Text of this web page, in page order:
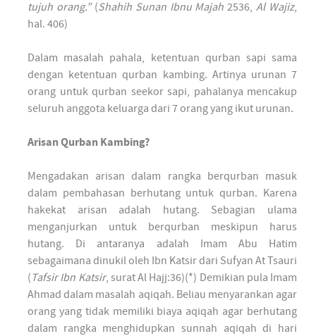
tujuh orang.”(Shahih Sunan Ibnu Majah 2536,Al Wajiz,
hal. 406)
Dalam masalah pahala, ketentuan qurban sapi sama
dengan ketentuan qurban kambing. Artinya urunan 7
orang untuk qurban seekor sapi, pahalanya mencakup
seluruh anggota keluarga dari 7 orang yang ikut urunan.
Arisan Qurban Kambing?
Mengadakan arisan dalam rangka berqurban masuk
dalam pembahasan berhutang untuk qurban. Karena
hakekat arisan adalah hutang. Sebagian ulama
menganjurkan untuk berqurban meskipun harus
hutang. Di antaranya adalah Imam Abu Hatim
sebagaimana dinukil oleh Ibn Katsir dari Sufyan At Tsauri
( Tafsir Ibn Katsir, surat Al Hajj:36)(*) Demikian pula Imam
Ahmad dalam masalah aqiqah. Beliau menyarankan agar
orang yang tidak memiliki biaya aqiqah agar berhutang
dalam rangka menghidupkan sunnah aqiqah di hari